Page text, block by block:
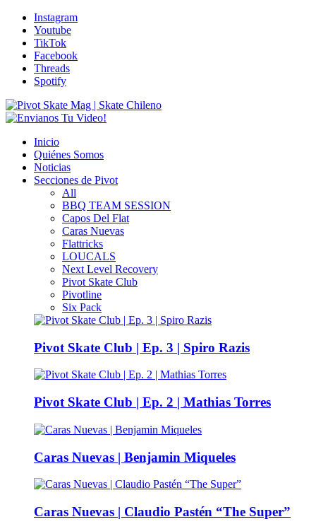
Instagram
Youtube
TikTok
Facebook
Threads
Spotify
Inicio
Quiénes Somos
Noticias
Secciones de Pivot
All
BBQ TEAM SESSION
Capos Del Flat
Caras Nuevas
Flattricks
LOUCALS
Next Level Recovery
Pivot Skate Club
Pivotline
Six Pack
Pivot Skate Club | Ep. 3 | Spiro Razis
Pivot Skate Club | Ep. 2 | Mathias Torres
Caras Nuevas | Benjamin Miqueles
Caras Nuevas | Claudio Pastén “The Super”